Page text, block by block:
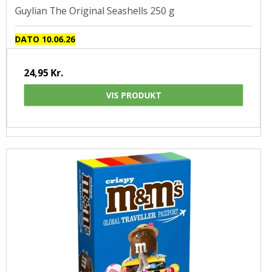
Guylian The Original Seashells 250 g
DATO 10.06.26
24,95 Kr.
VIS PRODUKT